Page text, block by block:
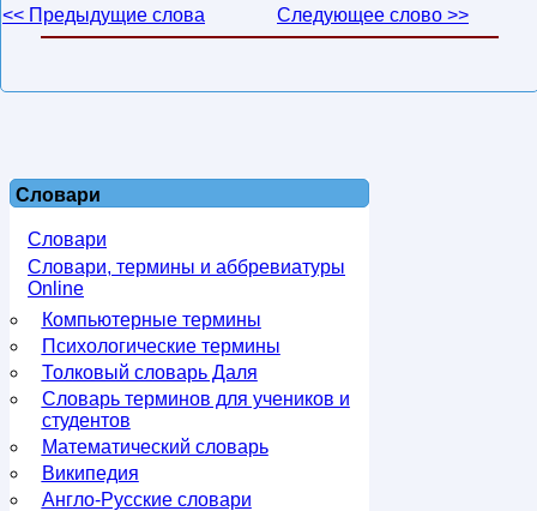
<< Предыдущие слова
Следующее слово >>
Словари
Словари
Словари, термины и аббревиатуры
Online
Компьютерные термины
Психологические термины
Толковый словарь Даля
Словарь терминов для учеников и
студентов
Математический словарь
Википедия
Англо-Русские словари